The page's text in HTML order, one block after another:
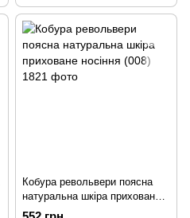
Кобура револьвери поясна
натуральна шкіра приховане
носіння (008)